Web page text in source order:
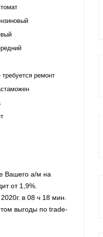
требуется ремонт
Вашего а/м на
от 1,9%.
в 08 ч 18 мин.
выгоды по trade-